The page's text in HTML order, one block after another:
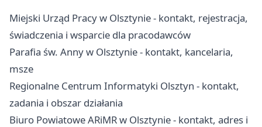
Miejski Urząd Pracy w Olsztynie - kontakt, rejestracja,
świadczenia i wsparcie dla pracodawców
Parafia św. Anny w Olsztynie - kontakt, kancelaria,
msze
Regionalne Centrum Informatyki Olsztyn - kontakt,
zadania i obszar działania
Biuro Powiatowe ARiMR w Olsztynie - kontakt, adres i